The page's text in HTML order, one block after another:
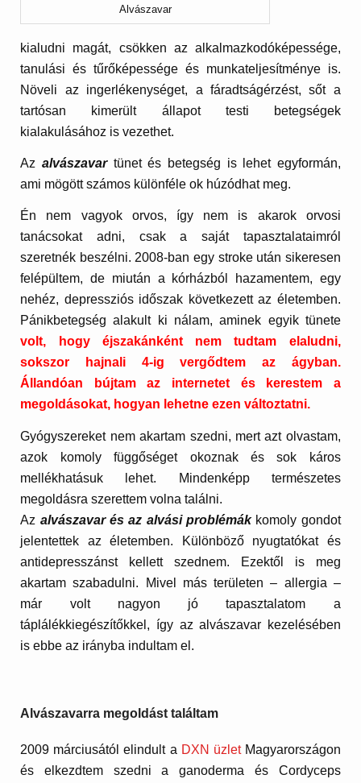
Alvászavar
kialudni magát, csökken az alkalmazkodóképessége,
tanulási és tűrőképessége és munkateljesítménye is.
Növeli az ingerlékenységet, a fáradtságérzést, sőt a
tartósan kimerült állapot testi betegségek
kialakulásához is vezethet.
Az alvászavartünet és betegség is lehet egyformán,
ami mögött számos különféle ok húzódhat meg.
Én nem vagyok orvos, így nem is akarok orvosi
tanácsokat adni, csak a saját tapasztalataimról
szeretnék beszélni. 2008-ban egy stroke után sikeresen
felépültem, de miután a kórházból hazamentem, egy
nehéz, depressziós időszak következett az életemben.
Pánikbetegség alakult ki nálam, aminek egyik tünete
volt, hogy éjszakánként nem tudtam elaludni,
sokszor hajnali 4-ig vergődtem az ágyban.
Állandóan bújtam az internetet és kerestem a
megoldásokat, hogyan lehetne ezen változtatni.
Gyógyszereket nem akartam szedni, mert azt olvastam,
azok komoly függőséget okoznak és sok káros
mellékhatásuk lehet. Mindenképp természetes
megoldásra szerettem volna találni.
Az alvászavar és az alvási problémákkomoly gondot
jelentettek az életemben. Különböző nyugtatókat és
antidepresszánst kellett szednem. Ezektől is meg
akartam szabadulni. Mivel más területen – allergia –
már volt nagyon jó tapasztalatom a
táplálékkiegészítőkkel, így az alvászavar kezelésében
is ebbe az irányba indultam el.
Alvászavarra megoldást találtam
2009 márciusától elindult a DXN üzletMagyarországon
és elkezdtem szedni a ganoderma és Cordyceps